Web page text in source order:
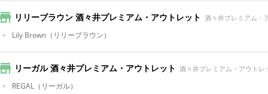
リリーブラウン 酒々井プレミアム・アウトレット 酒々井プレミアム・
Lily Brown （リリーブラウン）
リーガル 酒々井プレミアム・アウトレット 酒々井プレミアム・アウトレ
REGAL （リーガル）